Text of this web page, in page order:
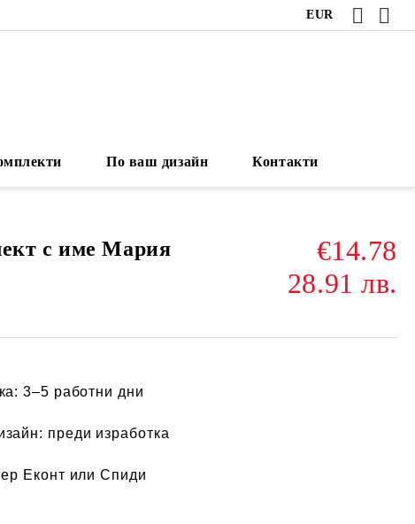
EUR
По ваш дизайн Контакти
с име Мария
€14.78
28.91 лв.
3–5 работни дни
преди изработка
Еконт или Спиди